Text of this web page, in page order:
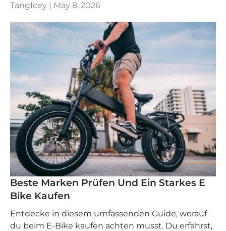
TangIcey |
May 8, 2026
Beste Marken Prüfen Und Ein Starkes E
Bike Kaufen
Entdecke in diesem umfassenden Guide, worauf
du beim E-Bike kaufen achten musst. Du erfährst,